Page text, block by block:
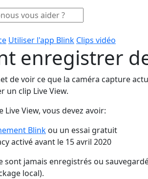
Utiliser l'app Blink Clips vidéo
enregistrer
de voir ce que la caméra capture
un clip Live View.
View, vous devez avoir:
Blink ou un essai gratuit
activé avant le 15 avril 2020
sont jamais enregistrés ou
local).